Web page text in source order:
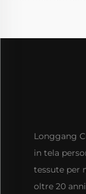
Longgang
in tela
tessute per
oltre 20